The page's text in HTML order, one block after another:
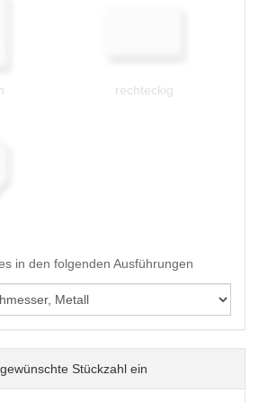
rechteckig
in den folgenden Ausführungen
Stückzahl ein